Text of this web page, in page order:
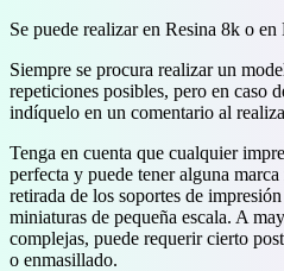
Se puede realizar en Resina 8k o
Siempre se procura realizar un
repeticiones posibles, pero en caso
indíquelo en un comentario al
Tenga en cuenta que cualquier
perfecta y puede tener alguna
retirada de los soportes de
miniaturas de pequeña escala. A
complejas, puede requerir cierto
o enmasillado.